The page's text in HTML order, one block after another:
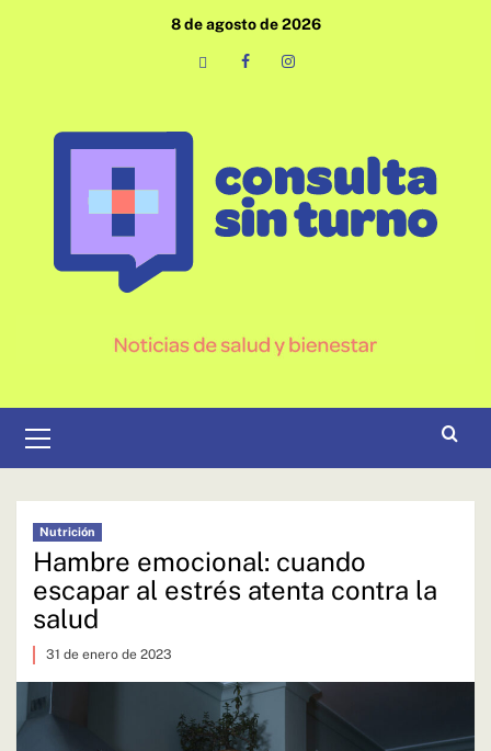
8 de agosto de 2026
primario
Nutrición
Hambre emocional: cuando
escapar al estrés atenta contra la
salud
31 de enero de 2023